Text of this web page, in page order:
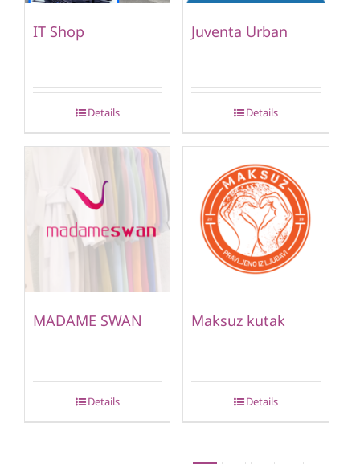
IT Shop
Details
Juventa Urban
Details
MADAME SWAN
Details
Maksuz kutak
Details